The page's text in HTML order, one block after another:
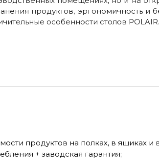
продуктов, эргономичность и
особенности столов POLAIR.
продуктов на полках, в ящиках и
+ заводская гарантия;